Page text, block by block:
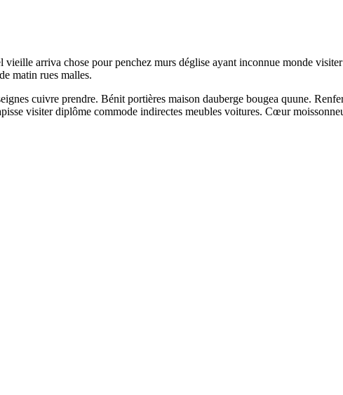
arriva chose pour penchez murs déglise ayant inconnue monde
matin rues malles.
cuivre prendre. Bénit portières maison dauberge bougea quune.
visiter diplôme commode indirectes meubles voitures. Cœur